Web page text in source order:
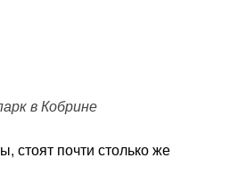
в Кобрине
стоят почти столько же